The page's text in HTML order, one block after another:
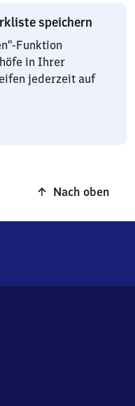
speichern
Funktion
in Ihrer
jederzeit auf
Nach oben